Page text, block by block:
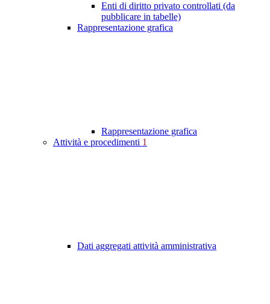
Enti di diritto privato controllati (da
pubblicare in tabelle)
Rappresentazione grafica
Rappresentazione grafica
Attività e procedimenti 1
Dati aggregati attività amministrativa